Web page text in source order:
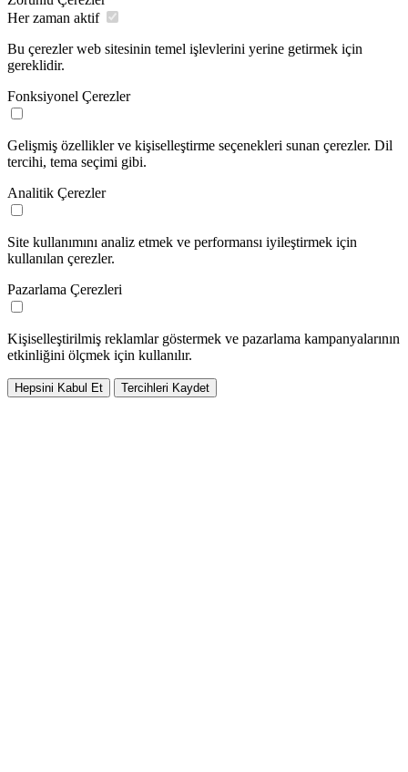
Her zaman aktif
Bu çerezler web sitesinin temel işlevlerini yerine getirmek için
gereklidir.
Fonksiyonel Çerezler
Gelişmiş özellikler ve kişiselleştirme seçenekleri sunan çerezler. Dil
tercihi, tema seçimi gibi.
Analitik Çerezler
Site kullanımını analiz etmek ve performansı iyileştirmek için
kullanılan çerezler.
Pazarlama Çerezleri
Kişiselleştirilmiş reklamlar göstermek ve pazarlama kampanyalarının
etkinliğini ölçmek için kullanılır.
Hepsini Kabul Et Tercihleri Kaydet